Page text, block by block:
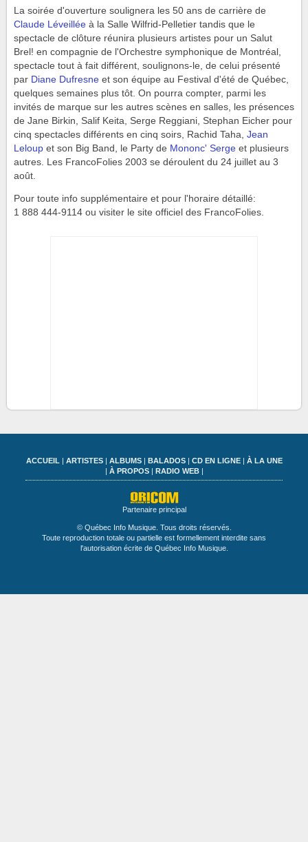
La soirée d'ouverture soulignera les 50 ans de carrière de
Claude Léveillée à la Salle Wilfrid-Pelletier tandis que le
spectacle de clôture réunira plusieurs artistes pour un Salut
Brel! en compagnie de l'Orchestre symphonique de Montréal,
spectacle tout à fait différent, soulignons-le, de celui présenté
par Diane Dufresne et son équipe au Festival d'été de Québec,
quelques semaines plus tôt. On pourra compter, parmi les
invités de marque sur les autres scènes en salles, les présences
de Jane Birkin, Salif Keita, Serge Reggiani, Stephan Eicher pour
cinq spectacles différents en cinq soirs, Rachid Taha, Jean
Leloup et son Big Band, le Party de Mononc' Serge et plusieurs
autres. Les FrancoFolies 2003 se déroulent du 24 juillet au 3
août.
Pour toute info supplémentaire et pour l'horaire détaillé:
1 888 444-9114 ou visiter le site officiel des FrancoFolies.
ACCUEIL | ARTISTES| ALBUMS| BALADOS| CD EN LIGNE| À LA UNE
| À PROPOS| RADIO WEB|
Partenaire principal
© Québec Info Musique. Tous droits réservés.
Toute reproduction totale ou partielle est formellement interdite sans
l'autorisation écrite de Québec Info Musique.